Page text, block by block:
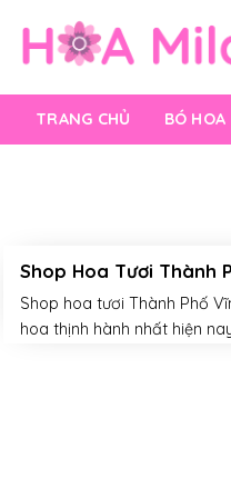
content
TRANG CHỦ BÓ HOA
Shop Hoa Tươi Thành
Shop hoa tươi Thành Phố
hoa thịnh hành nhất hiện